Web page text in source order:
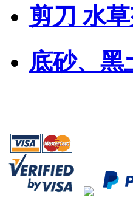
剪刀 水
底砂、黑